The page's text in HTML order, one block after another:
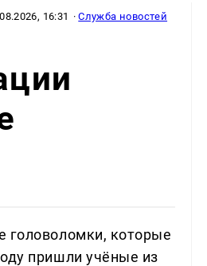
16:31 ·Служба новостей
головоломки, которые
пришли учёные из